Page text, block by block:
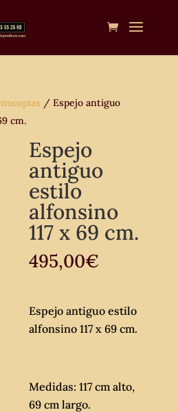
/ Espejo antiguo
cm.
Espejo
antiguo
estilo
alfonsino
117 x 69 cm.
495,00€
Espejo antiguo estilo
alfonsino 117 x 69 cm.
Medidas: 117 cm alto,
69 cm largo.